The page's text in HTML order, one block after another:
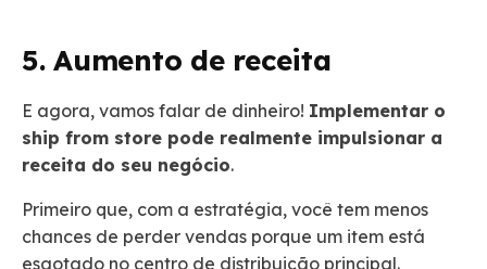
5. Aumento de receita
E agora, vamos falar de dinheiro! Implementar o
ship from store pode realmente impulsionar a
receita do seu negócio.
Primeiro que, com a estratégia, você tem menos
chances de perder vendas porque um item está
esgotado no centro de distribuição principal.